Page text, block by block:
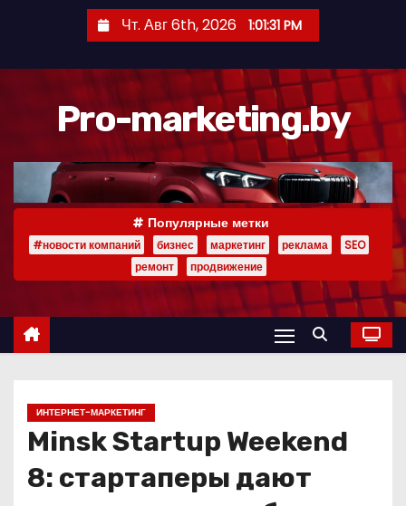
р
Чт. Авг 6th, 2026 1:01:32 PM
Pro-marketing.by
Популярные метки
#новости компаний бизнес маркетинг реклама
SEO
ремонт
продвижение
ИНТЕРНЕТ-МАРКЕТИНГ
Minsk Startup Weekend
8: стартаперы дают